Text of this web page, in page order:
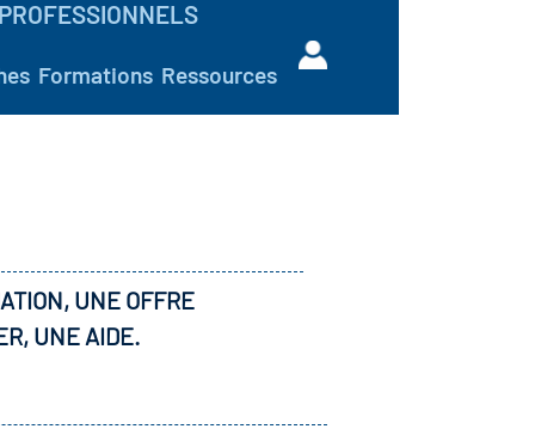
PROFESSIONNELS
Formations Ressources
UNE OFFRE
UNE AIDE.